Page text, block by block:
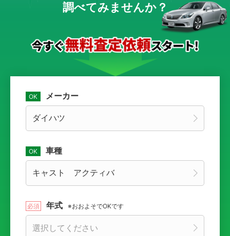
調べてみませんか？
メーカー
車種
年式 ※おおよそでOKです